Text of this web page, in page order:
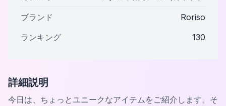
ブランド
Roriso
ランキング
130
詳細説明
今日は、ちょっとユニークなアイテムをご紹介します。そ